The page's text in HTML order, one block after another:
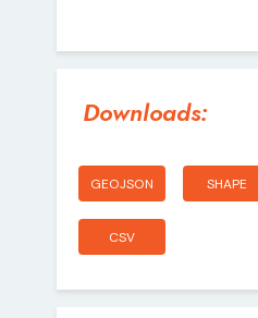
Downloads:
GEOJSON SHAPE
CSV